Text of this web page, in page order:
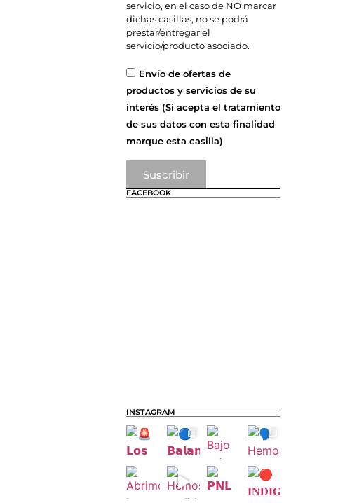
servicio, en el caso de NO marcar
dichas casillas, no se podrá
prestar/entregar el
servicio/producto asociado.
Envío de ofertas de
productos y servicios de su
interés (Si acepta el tratamiento
de sus datos con esta finalidad
marque esta casilla)
Suscribir
FACEBOOK
INSTAGRAM